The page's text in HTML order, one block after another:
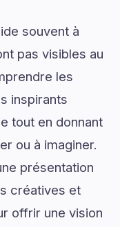
souvent à
pas visibles au
les
inspirants
tout en donnant
ou à imaginer.
présentation
créatives et
offrir une vision